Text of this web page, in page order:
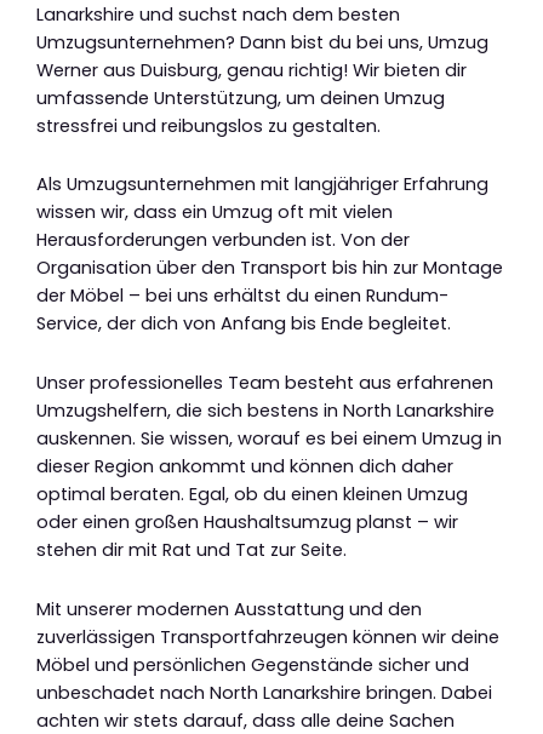
Lanarkshire und suchst nach dem besten
Umzugsunternehmen? Dann bist du bei uns, Umzug
Werner aus Duisburg, genau richtig! Wir bieten dir
umfassende Unterstützung, um deinen Umzug
stressfrei und reibungslos zu gestalten.
Als Umzugsunternehmen mit langjähriger Erfahrung
wissen wir, dass ein Umzug oft mit vielen
Herausforderungen verbunden ist. Von der
Organisation über den Transport bis hin zur Montage
der Möbel – bei uns erhältst du einen Rundum-
Service, der dich von Anfang bis Ende begleitet.
Unser professionelles Team besteht aus erfahrenen
Umzugshelfern, die sich bestens in North Lanarkshire
auskennen. Sie wissen, worauf es bei einem Umzug in
dieser Region ankommt und können dich daher
optimal beraten. Egal, ob du einen kleinen Umzug
oder einen großen Haushaltsumzug planst – wir
stehen dir mit Rat und Tat zur Seite.
Mit unserer modernen Ausstattung und den
zuverlässigen Transportfahrzeugen können wir deine
Möbel und persönlichen Gegenstände sicher und
unbeschadet nach North Lanarkshire bringen. Dabei
achten wir stets darauf, dass alle deine Sachen